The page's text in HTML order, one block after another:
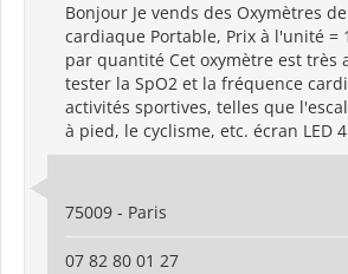
Bonjour Je vends des Oxymètres
cardiaque Portable, Prix à l'unité =
par quantité Cet oxymètre est très
tester la SpO2 et la fréquence
activités sportives, telles que
à pied, le cyclisme, etc. écran LED
75009 - Paris
07 82 80 01 27